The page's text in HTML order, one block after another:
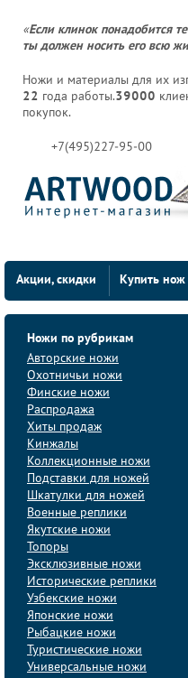
«Если клинок понадобится
ты должен носить его всю
Ножи и материалы для их
22 года работы.39000
покупок.
+7(495)227-95-00
Акции, скидки Купить нож
Ножи по рубрикам
Авторские ножи
Охотничьи ножи
Финские ножи
Распродажа
Хиты продаж
Кинжалы
Коллекционные ножи
Подставки для ножей
Шкатулки для ножей
Военные реплики
Якутские ножи
Топоры
Эксклюзивные ножи
Исторические реплики
Узбекские ножи
Японские ножи
Рыбацкие ножи
Туристические ножи
Универсальные ножи